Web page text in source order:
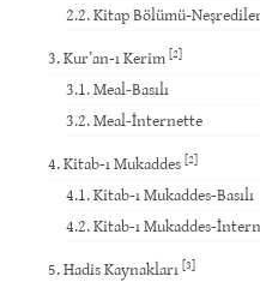
2.2. Kitap Bölümü-
3. Kur’an-ı Kerim [2]
3.1. Meal-Basılı
3.2. Meal-İnternette
4. Kitab-ı Mukaddes [2]
4.1. Kitab-ı Mukaddes-Basılı
4.2. Kitab-ı Mukaddes-
5. Hadis Kaynakları [3]